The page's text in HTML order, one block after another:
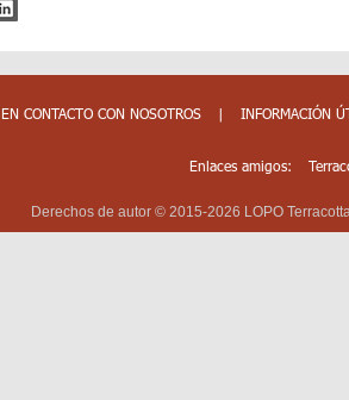
EN CONTACTO CON NOSOTROS | INFORMACIÓN
Enlaces amigos:
Derechos de autor © 2015-2026 LOPO